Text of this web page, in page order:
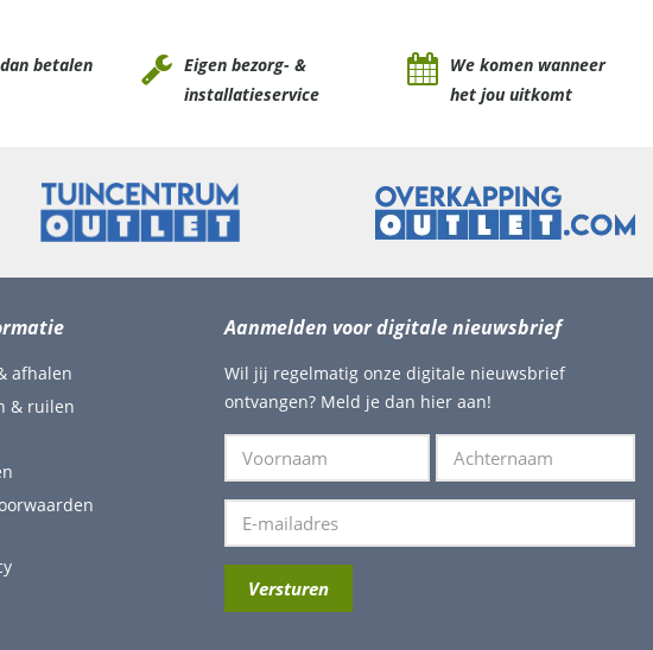
betalen
Eigen bezorg- &
installatieservice
We komen wanneer
het jou uitkomt
afhalen
& ruilen
Aanmelden voor digitale nieuwsbrief
Wil jij regelmatig onze digitale nieuwsbrief
ontvangen? Meld je dan hier aan!